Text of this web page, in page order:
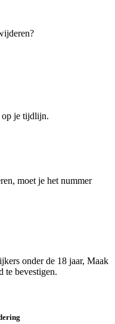
op je tijdlijn.
moet je het nummer
onder de 18 jaar, Maak
te bevestigen.